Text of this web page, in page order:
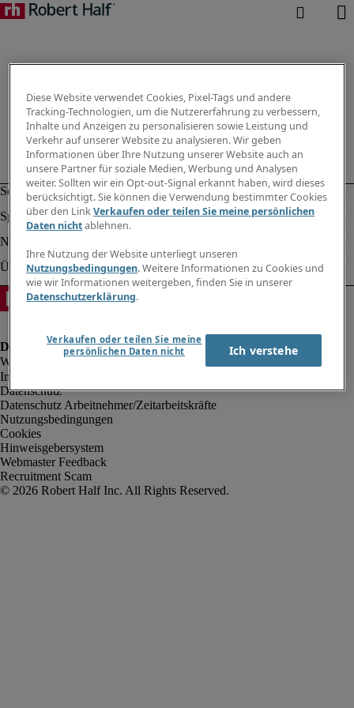
Impressum
Datenschutz
Datenschutz Arbeitnehmer/Zeitarbeitskräfte
Nutzungsbedingungen
Cookies
Hinweisgebersystem
Webmaster Feedback
Recruitment Scam
Diese Website verwendet Cookies, Pixel-Tags und andere
Tracking-Technologien, um die Nutzererfahrung zu verbessern,
Inhalte und Anzeigen zu personalisieren sowie Leistung und
Verkehr auf unserer Website zu analysieren. Wir geben
Informationen über Ihre Nutzung unserer Website auch an
unsere Partner für soziale Medien, Werbung und Analysen
weiter. Sollten wir ein Opt-out-Signal erkannt haben, wird dieses
berücksichtigt. Sie können die Verwendung bestimmter Cookies
über den LinkVerkaufen oder teilen Sie meine persönlichen
Daten nichtablehnen.
Ihre Nutzung der Website unterliegt unseren
Nutzungsbedingungen. Weitere Informationen zu Cookies und
wie wir Informationen weitergeben, finden Sie in unserer
Datenschutzerklärung.
Verkaufen oder teilen Sie meine
persönlichen Daten nicht
Ich verstehe